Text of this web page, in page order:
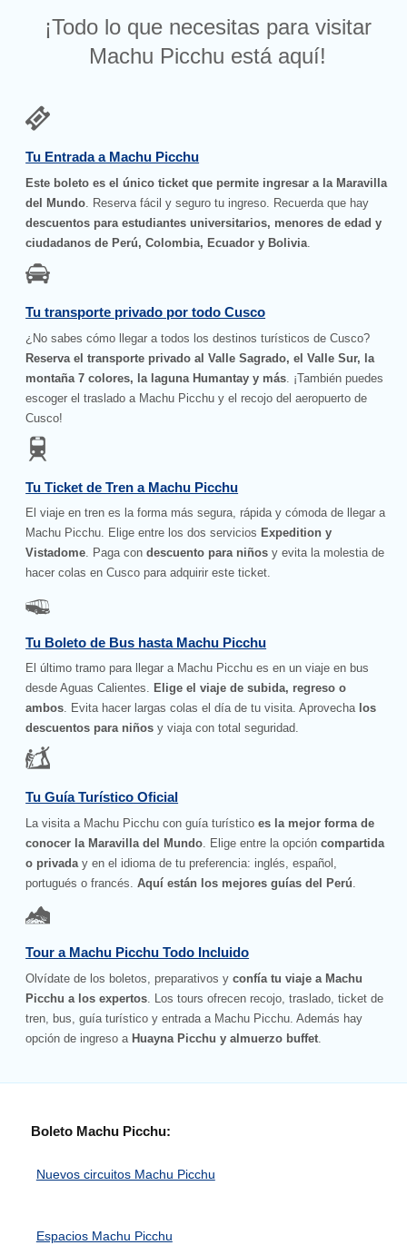
¡Todo lo que necesitas para visitar
Machu Picchu está aquí!
Tu Entrada a Machu Picchu
Este boleto es el único ticket que permite ingresar a la Maravilla
del Mundo . Reserva fácil y seguro tu ingreso. Recuerda que hay
descuentos para estudiantes universitarios, menores de edad y
ciudadanos de Perú, Colombia, Ecuador y Bolivia
Tu transporte privado por todo Cusco
¿No sabes cómo llegar a todos los destinos turísticos de Cusco?
Reserva el transporte privado al Valle Sagrado, el Valle Sur, la
montaña 7 colores, la laguna Humantay y más . ¡También puedes
escoger el traslado a Machu Picchu y el recojo del aeropuerto de
Cusco!
Tu Ticket de Tren a Machu Picchu
El viaje en tren es la forma más segura, rápida y cómoda de llegar a
Machu Picchu. Elige entre los dos servicios Expedition y
Vistadome. Paga condescuento para niños y evita la molestia de
hacer colas en Cusco para adquirir este ticket.
Tu Boleto de Bus hasta Machu Picchu
El último tramo para llegar a Machu Picchu es en un viaje en bus
desde Aguas Calientes. Elige el viaje de subida, regreso o
ambos. Evita hacer largas colas el día de tu visita. Aprovecha los
descuentos para niños y viaja con total seguridad.
Tu Guía Turístico Oficial
La visita a Machu Picchu con guía turístico es la mejor forma de
conocer la Maravilla del Mundo . Elige entre la opcióncompartida
o privada y en el idioma de tu preferencia: inglés, español,
portugués o francés.Aquí están los mejores guías del Perú
Tour a Machu Picchu Todo Incluido
Olvídate de los boletos, preparativos yconfía tu viaje a Machu
Picchu a los expertos . Los tours ofrecen recojo, traslado, ticket de
tren, bus, guía turístico y entrada a Machu Picchu. Además hay
opción de ingreso a Huayna Picchu y almuerzo buffet
Boleto Machu Picchu:
Nuevos circuitos Machu Picchu
Espacios Machu Picchu